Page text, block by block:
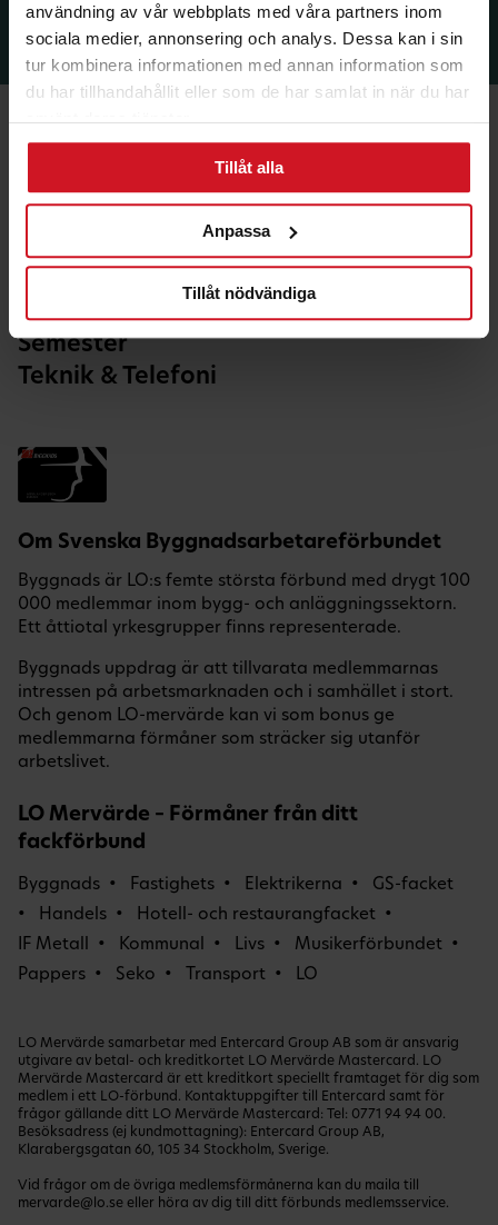
användning av vår webbplats med våra partners inom
sociala medier, annonsering och analys. Dessa kan i sin
tur kombinera informationen med annan information som
du har tillhandahållit eller som de har samlat in när du har
använt deras tjänster.
Tillåt alla
Anpassa
Tillåt nödvändiga
Ekonomi & Försäkring
Nöje
Semester
Teknik & Telefoni
Om Svenska Byggnadsarbetareförbundet
Byggnads är LO:s femte största förbund med drygt 100
000 medlemmar inom bygg- och anläggningssektorn.
Ett åttiotal yrkesgrupper finns representerade.
Byggnads uppdrag är att tillvarata medlemmarnas
intressen på arbetsmarknaden och i samhället i stort.
Och genom LO-mervärde kan vi som bonus ge
medlemmarna förmåner som sträcker sig utanför
arbetslivet.
LO Mervärde – Förmåner från ditt
fackförbund
Byggnads Fastighets Elektrikerna
GS-facket
Handels
Hotell- och restaurangfacket
IF Metall
Kommunal Livs
Musikerförbundet
Pappers
Seko Transport LO
LO Mervärde samarbetar med Entercard Group AB som är ansvarig
utgivare av betal- och kreditkortet LO Mervärde Mastercard. LO
Mervärde Mastercard är ett kreditkort speciellt framtaget för dig som
medlem i ett LO-förbund. Kontaktuppgifter till Entercard samt för
frågor gällande ditt LO Mervärde Mastercard: Tel: 0771 94 94 00.
Besöksadress (ej kundmottagning): Entercard Group AB,
Klarabergsgatan 60, 105 34 Stockholm, Sverige.
Vid frågor om de övriga medlemsförmånerna kan du maila till
mervarde@lo.se eller höra av dig till ditt förbunds medlemsservice.